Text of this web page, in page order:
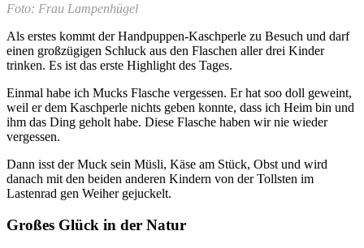
Foto: Frau Lampenhügel
Als erstes kommt der Handpuppen-Kaschperle zu Besuch und darf
einen großzügigen Schluck aus den Flaschen aller drei Kinder
trinken. Es ist das erste Highlight des Tages.
Einmal habe ich Mucks Flasche vergessen. Er hat soo doll geweint,
weil er dem Kaschperle nichts geben konnte, dass ich Heim bin und
ihm das Ding geholt habe. Diese Flasche haben wir nie wieder
vergessen.
Dann isst der Muck sein Müsli, Käse am Stück, Obst und wird
danach mit den beiden anderen Kindern von der Tollsten im
Lastenrad gen Weiher gejuckelt.
Großes Glück in der Natur